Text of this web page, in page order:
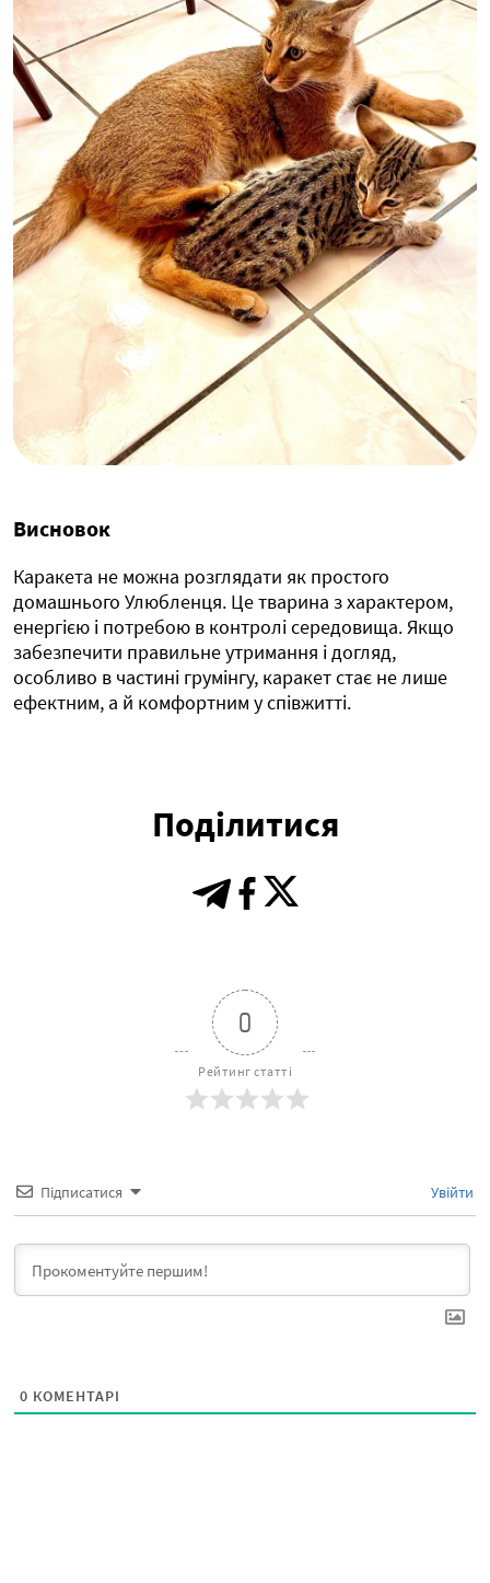
Висновок
Каракета не можна розглядати як простого
домашнього Улюбленця. Це тварина з характером,
енергією і потребою в контролі середовища. Якщо
забезпечити правильне утримання і догляд,
особливо в частині грумінгу, каракет стає не лише
ефектним, а й комфортним у співжитті.
Поділитися
0
Рейтинг статті
Підписатися Увійти
0 КОМЕНТАРІ